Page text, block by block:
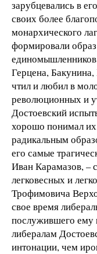
зарубцевались в
своих более
монархического
формировали
Герцена,
чтил и любил в
революционных и
Достоевский
хорошо понимал
радикальным
его самые
Иван Карамазов, –
легковесных и
Трофимовича
свое время
послужившего
либералам
интонации, чем